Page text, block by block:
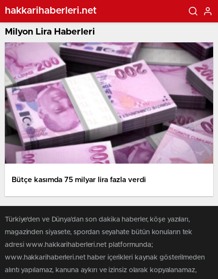
hakkarihaberleri.net
Milyon Lira Haberleri
Bütçe kasımda 75 milyar lira fazla verdi
Türkiye'den ve Dünya’dan son dakika haberler, köşe yazıları,
magazinden siyasete, spordan seyahate bütün konuların tek
adresi www.hakkarihaberleri.net platformunda;
www.hakkarihaberleri.net haber içerikleri kaynak gösterilmeden
alıntı yapılamaz, kanuna aykırı ve izinsiz olarak kopyalanamaz,